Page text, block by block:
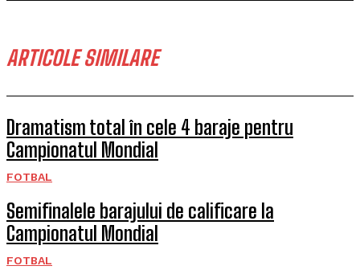
ARTICOLE SIMILARE
Dramatism total în cele 4 baraje pentru
Campionatul Mondial
FOTBAL
Semifinalele barajului de calificare la
Campionatul Mondial
FOTBAL